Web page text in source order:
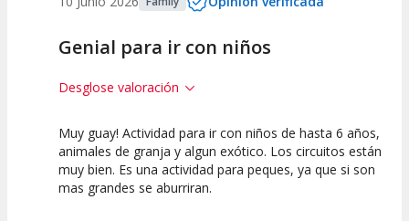
Genial para ir con niños
Desglose valoración
7.5
Calidad de la
Actividad
10
Atención del
Personal /
Muy guay! Actividad para ir con niños de hasta 6 años,
animales de granja y algun exótico. Los circuitos están
muy bien. Es una actividad para peques, ya que si son
mas grandes se aburriran.